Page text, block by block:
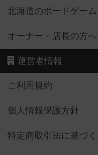
北海道のボードゲー
オーナー・店長の方へ
運営者情報
ご利用規約
個人情報保護方針
特定商取引法に基づ